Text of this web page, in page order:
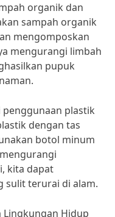
organik dan
sampah organik
mengomposkan
mengurangi limbah
pupuk
plastik
dengan tas
botol minum
kita dapat
sulit terurai di alam.
Hidup